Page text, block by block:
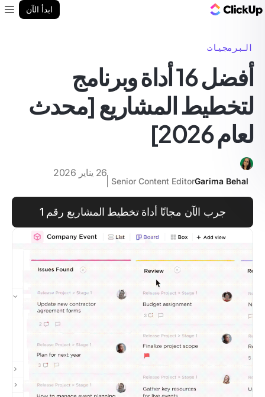
ابدأ الآن
البرمجيات
أفضل 16 أداة وبرنامج
لتخطيط المشاريع [محدث
لعام 2026]
Garima Behal
Senior Content Editor
26 يناير 2026
جرب الآن مجانًا أداة تخطيط المشاريع رقم 1